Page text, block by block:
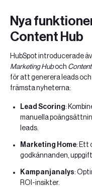
Nya
Content Hub
HubSpot introducerade
Marketing Huboch
för att generera leads och
främsta nyheterna:
Lead Scoring:
manuella
leads.
Marketing Home: Ett
godkännanden,
Kampanjanalys:
ROI-insikter.